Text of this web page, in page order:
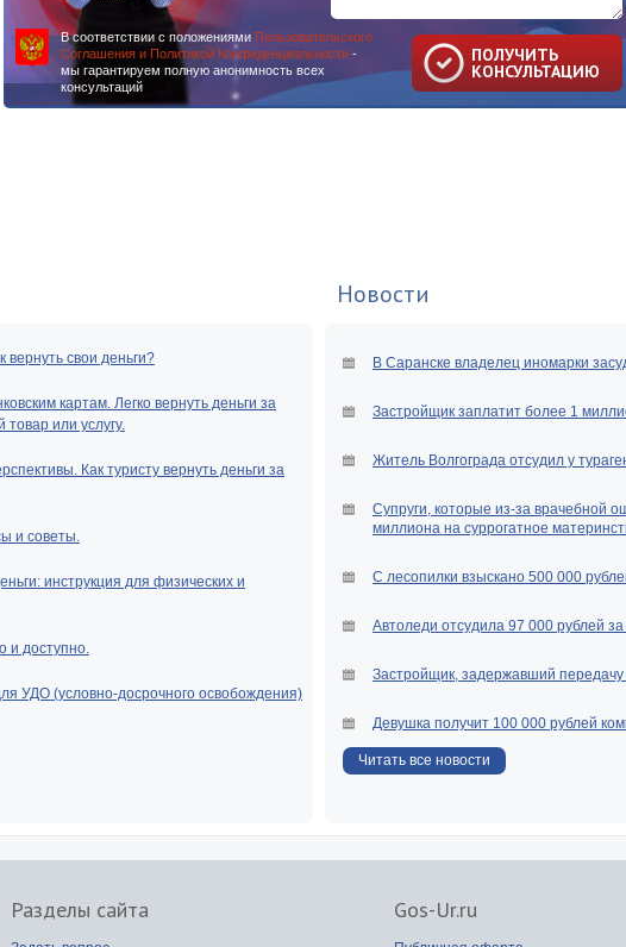
В соответствии с положениями Пользовательского
Соглашения и Политикой Конфиденциальности -
мы гарантируем полную анонимность всех
консультаций
ПОЛУЧИТЬ
КОНСУЛЬТАЦИЮ
вернуть свои деньги?
картам. Легко вернуть деньги за
или услугу.
Как туристу вернуть деньги за
и советы.
инструкция для физических и
и доступно.
УДО (условно-досрочного освобождения)
Новости
В Саранске владелец иномарки
Застройщик заплатит более 1
Житель Волгограда отсудил у
Супруги, которые из-за врачебной
миллиона на суррогатное
С лесопилки взыскано 500 000
Автоледи отсудила 97 000 рублей
Застройщик, задержавший передачу
Девушка получит 100 000 рублей
Читать все новости
Разделы сайта Gos-Ur.ru